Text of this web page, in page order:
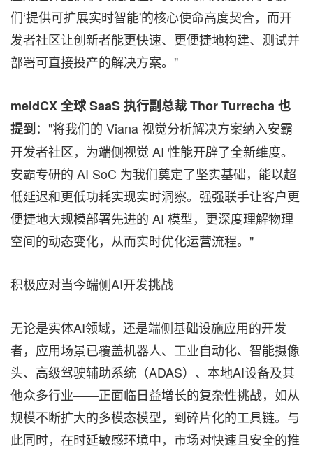
们‘提供可扩展实时智能'的核心使命高度契合，而开
发者社区让创新者能更快速、更便捷地构建、测试并
部署可直接投产的解决方案。"
meldCX全球SaaS执行副总裁Thor Turrecha也
提到："将我们的 Viana 视觉分析解决方案纳入安霸
开发者社区，为端侧视觉 AI 性能开辟了全新维度。
安霸专研的 AI SoC 为我们奠定了坚实基础，能以超
低延迟和更低功耗实现实时洞察。强强联手让客户更
便捷地大规模部署先进的 AI 模型，更深度理解物理
空间的动态变化，从而实时优化运营流程。"
积极应对当今端侧AI开发挑战
无论是实体AI领域，还是端侧基础设施应用的开发
者，应用场景已覆盖机器人、工业自动化、智能摄像
头、高级驾驶辅助系统（ADAS）、本地AI设备及其
他众多行业——正面临日益增长的复杂性挑战，如从
规模不断扩大的多模态模型，到碎片化的工具链。与
此同时，在时延敏感环境中，市场对快速且安全的推